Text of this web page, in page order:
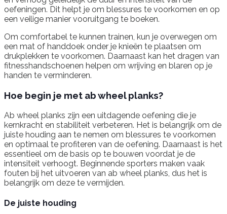
oefeningen. Dit helpt je om blessures te voorkomen en op
een veilige manier vooruitgang te boeken.
Om comfortabel te kunnen trainen, kun je overwegen om
een mat of handdoek onder je knieën te plaatsen om
drukplekken te voorkomen. Daarnaast kan het dragen van
fitnesshandschoenen helpen om wrijving en blaren op je
handen te verminderen.
Hoe begin je met ab wheel planks?
Ab wheel planks zijn een uitdagende oefening die je
kernkracht en stabiliteit verbeteren. Het is belangrijk om de
juiste houding aan te nemen om blessures te voorkomen
en optimaal te profiteren van de oefening. Daarnaast is het
essentieel om de basis op te bouwen voordat je de
intensiteit verhoogt. Beginnende sporters maken vaak
fouten bij het uitvoeren van ab wheel planks, dus het is
belangrijk om deze te vermijden.
De juiste houding